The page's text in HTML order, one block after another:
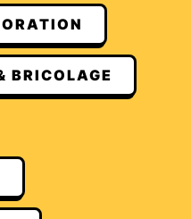
BRICOLAGE